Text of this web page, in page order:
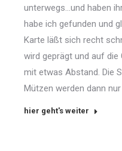
unterwegs…und haben
habe ich gefunden und
Karte läßt sich recht
wird geprägt und auf die
mit etwas Abstand. Die
Mützen werden dann
hier geht's weiter